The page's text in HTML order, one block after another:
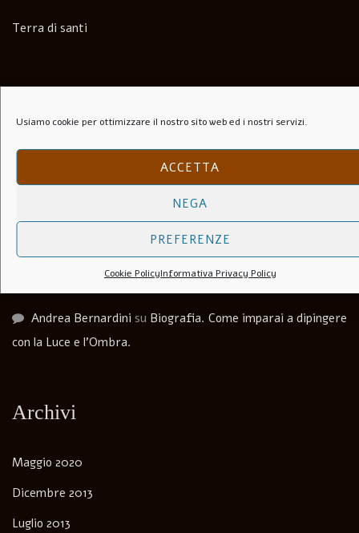
Usiamo cookie per ottimizzare il nostro sito web ed i nostri servizi.
ACCETTA
NEGA
PREFERENZE
Cookie PolicyInformativa Privacy Policy
Terra di santi
Paolo SperanzasuIl Folle Di Marechiaro (1944)
SalvatoresuSoli Per Le Strade (1953)
Carlo agostisuI Lupi Attaccano in Branco (Il Vespaio) –
Luca MarterasuAnchise Brizzi
Andrea Bernardini su Biografia. Come imparai a dipingere
con la Luce e l’Ombra.
Archivi
Maggio 2020
Dicembre 2013
Luglio 2013